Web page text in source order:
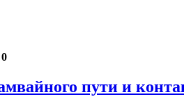
0
пути и